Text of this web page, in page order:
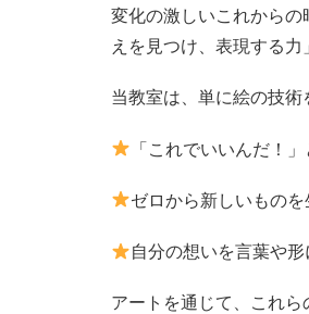
変化の激しいこれから
えを見つけ、表現する力
当教室は、単に絵の技術
「これでいいんだ！
ゼロから新しいもの
自分の想いを言葉や
アートを通じて、これら